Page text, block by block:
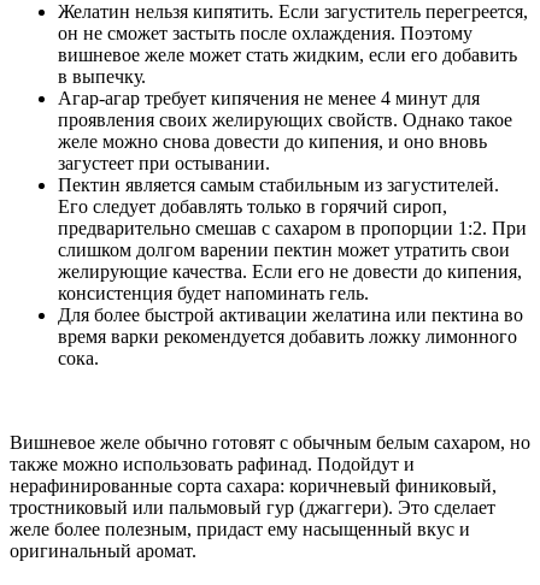
Желатин нельзя кипятить. Если загуститель перегреется,
он не сможет застыть после охлаждения. Поэтому
вишневое желе может стать жидким, если его добавить
в выпечку.
Агар-агар требует кипячения не менее 4 минут для
проявления своих желирующих свойств. Однако такое
желе можно снова довести до кипения, и оно вновь
загустеет при остывании.
Пектин является самым стабильным из загустителей.
Его следует добавлять только в горячий сироп,
предварительно смешав с сахаром в пропорции 1:2. При
слишком долгом варении пектин может утратить свои
желирующие качества. Если его не довести до кипения,
консистенция будет напоминать гель.
Для более быстрой активации желатина или пектина во
время варки рекомендуется добавить ложку лимонного
сока.
Вишневое желе обычно готовят с обычным белым сахаром, но
также можно использовать рафинад. Подойдут и
нерафинированные сорта сахара: коричневый финиковый,
тростниковый или пальмовый гур (джаггери). Это сделает
желе более полезным, придаст ему насыщенный вкус и
оригинальный аромат.